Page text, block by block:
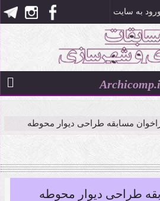
ورود به سایت
۱۹ مرداد ۱۴۰۵
مسابقه طراحی دیوار محوطه
طراحی دیوار محوطه